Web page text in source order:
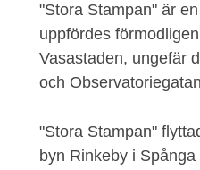
"Stora Stampan" är
uppfördes
Vasastaden, ungefär
och
"Stora Stampan"
byn Rinkeby i